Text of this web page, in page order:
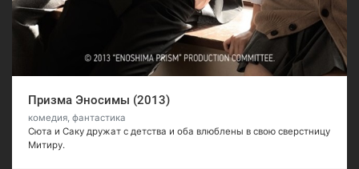
Призма Эносимы (2013)
комедия, фантастика
Сюта и Саку дружат с детства и оба влюблены в свою сверстницу
Митиру.